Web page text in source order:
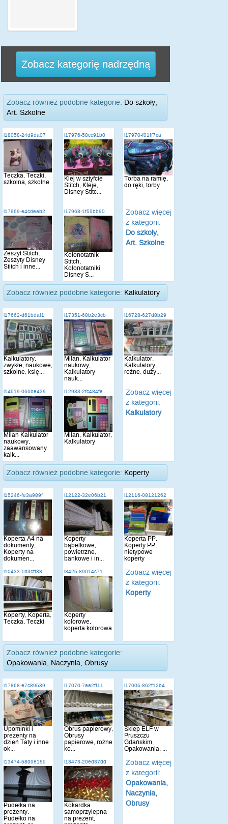
Zobacz kategorię nadrzędną
Zobacz również podobne kategorie: Do szkoły,
Art. Szkolne
i18058-24d9da07
Teczka, Teczki,
szkolna, szkolne
i17976-58cc91b0
Klej w sztyfcie
Stitch, Kleje,
Disney Stitc...
i17970-f01ff7ca
Torba na ramię,
do ręki, torby
i17969-e4cdeab2
Zeszyt Stitch,
Zeszyty Disney
Stitch i inne...
i17968-1f55bb90
Kołonotatnik
Stitch,
Kołonotatniki
Disney S...
Zobacz więcej
z kategorii:
Do szkoły,
Art. Szkolne
Zobacz również podobne kategorie: Kalkulatory
i17662-d61bdaf1
Kalkulatory,
zwykłe, naukowe,
szkolne, księ...
i17351-68b2e3cb
Milan, Kalkulator
naukowy,
Kalkulatory
nauk...
i16728-627d8b29
Kalkulator,
Kalkulatory,
różne, duży...
i14519-066be439
Milan Kalkulator
naukowy,
zaawansowany
kalk...
i12933-2fc484fe
Milan, Kalkulator,
Kalkulatory
Zobacz więcej
z kategorii:
Kalkulatory
Zobacz również podobne kategorie: Koperty
i15246-fe3a989f
Koperta A4 na
dokumenty,
Koperty na
dokumen...
i12122-32e06b21
Koperty
bąbelkowe,
powietrzne,
bankowe i in...
i12116-08121262
Koperta PP,
Koperty PP,
nietypowe
koperty
i10433-1b3cff33
Koperty, Koperta,
Teczka, Teczki
i8425-89014c71
Koperty
kolorowe,
koperta kolorowa
Zobacz więcej
z kategorii:
Koperty
Zobacz również podobne kategorie:
Opakowania, Naczynia, Obrusy
i17868-e7c89539
Upominki i
prezenty na
dzień Taty i inne
ok...
i17070-7aa2ff11
Obrus papierowy,
Obrusy
papierowe, rożne
ko...
i17005-862f12b4
Sklep ELF w
Pruszczu
Gdańskim,
Opakowania, ...
i13474-58dde15d
Pudełka na
prezenty,
Pudełko na
i13473-20ed37dd
Kokardka
samoprzylepna
na prezent,
Zobacz więcej
z kategorii:
Opakowania,
Naczynia,
Obrusy